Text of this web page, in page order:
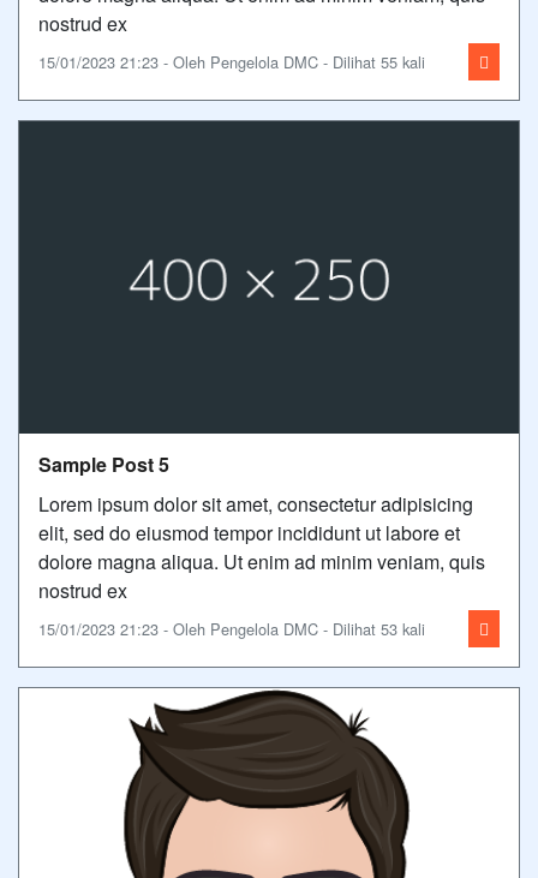
nostrud ex
15/01/2023 21:23 - Oleh Pengelola DMC - Dilihat 55 kali
Sample Post 5
Lorem ipsum dolor sit amet, consectetur adipisicing
elit, sed do eiusmod tempor incididunt ut labore et
dolore magna aliqua. Ut enim ad minim veniam, quis
nostrud ex
15/01/2023 21:23 - Oleh Pengelola DMC - Dilihat 53 kali